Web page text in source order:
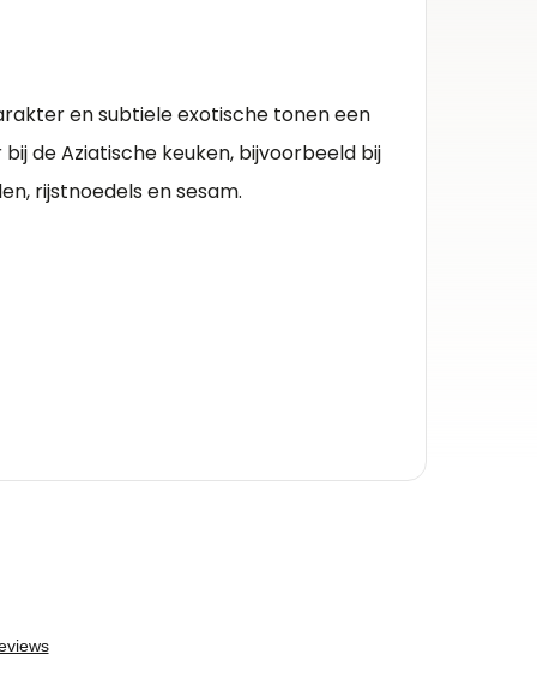
en subtiele exo­tische tonen een
de Azia­tische keuken, bijvoorbeeld bij
rijstnoedels en sesam.